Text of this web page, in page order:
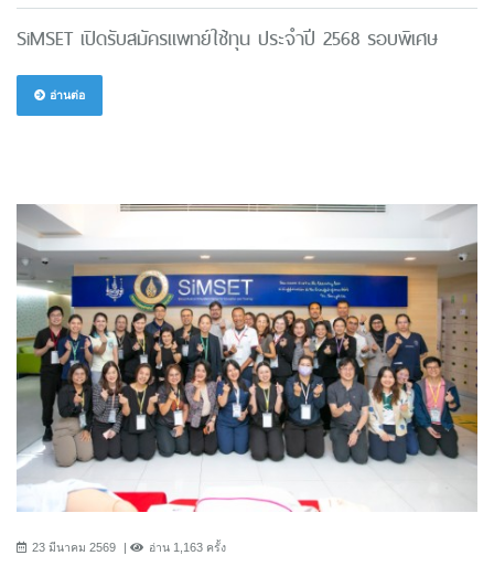
SiMSET เปิดรับสมัครแพทย์ใช้ทุน ประจำปี 2568 รอบพิเศษ
อ่านต่อ
23 มีนาคม 2569 อ่าน 1,163 ครั้ง